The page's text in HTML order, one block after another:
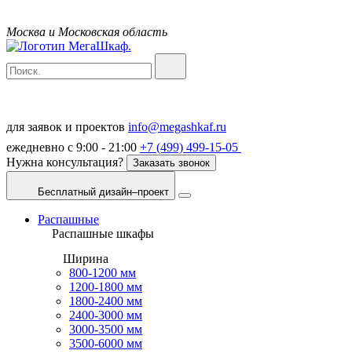
Москва и Московская область
для заявок и проектов info@megashkaf.ru
ежедневно с 9:00 - 21:00 +7 (499) 499-15-05
Нужна консультация?
Заказать звонок
Бесплатный дизайн–проект
Распашные
Распашные шкафы
Ширина
800-1200 мм
1200-1800 мм
1800-2400 мм
2400-3000 мм
3000-3500 мм
3500-6000 мм